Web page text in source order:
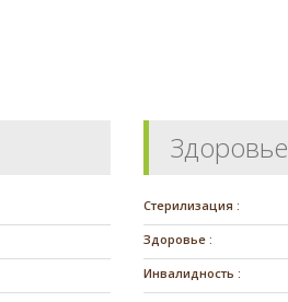
Здоровье
Стерилизация :
Здоровье :
Инвалидность :